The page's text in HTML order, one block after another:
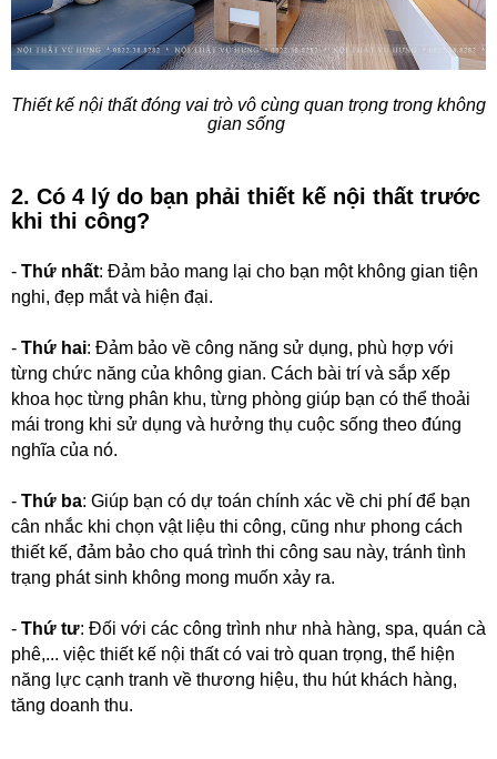
Thiết kế nội thất đóng vai trò vô cùng quan trọng trong không
gian sống
2. Có 4 lý do bạn phải thiết kế nội thất trước
khi thi công?
- Thứ nhất: Đảm bảo mang lại cho bạn một không gian tiện
nghi, đẹp mắt và hiện đại.
- Thứ hai: Đảm bảo về công năng sử dụng, phù hợp với
từng chức năng của không gian. Cách bài trí và sắp xếp
khoa học từng phân khu, từng phòng giúp bạn có thể thoải
mái trong khi sử dụng và hưởng thụ cuộc sống theo đúng
nghĩa của nó.
- Thứ ba: Giúp bạn có dự toán chính xác về chi phí để bạn
cân nhắc khi chọn vật liệu thi công, cũng như phong cách
thiết kế, đảm bảo cho quá trình thi công sau này, tránh tình
trạng phát sinh không mong muốn xảy ra.
- Thứ tư: Đối với các công trình như nhà hàng, spa, quán cà
phê,... việc thiết kế nội thất có vai trò quan trọng, thể hiện
năng lực cạnh tranh về thương hiệu, thu hút khách hàng,
tăng doanh thu.